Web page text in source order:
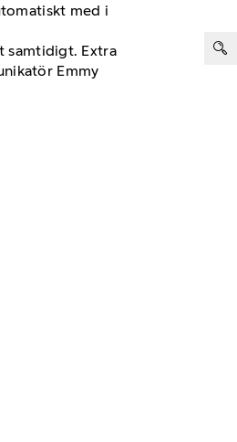
med i
samtidigt. Extra
Emmy